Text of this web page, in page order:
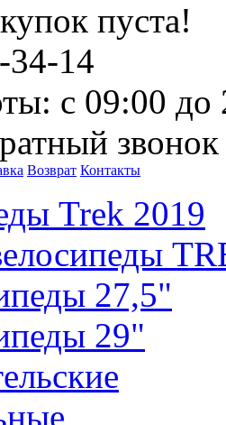
пуста!
34-14
с 09:00 до
звонок
Возврат Контакты
Trek 2019
27,5"
29"